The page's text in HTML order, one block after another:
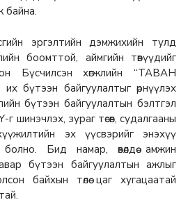
байна.
эргэлтийн дэмжихийн тулд
боомттой, аймгийн төвүүдийг
Бүсчилсэн хөгжлийн “ТАВАН
бүтээн байгуулалтыг өрнүүлэх
бүтээн байгуулалтын бэлтгэл
г шинэчлэх, зураг төсөв, судалгааны
эх үүсвэрийг энэхүү
Бид намар, өвөлдөө амжин
бүтээн байгуулалтын ажлыг
байхын төлөө цаг хугацаатай